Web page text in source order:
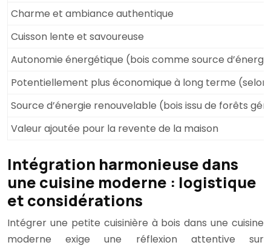
Charme et ambiance authentique
Cuisson lente et savoureuse
Autonomie énergétique (bois comme source
Potentiellement plus économique à long terme
Source d’énergie renouvelable (bois issu de forêts
Valeur ajoutée pour la revente de la maison
Intégration harmonieuse dans
une cuisine moderne : logistique
et considérations
Intégrer une petite cuisinière à bois dans une cuisine
moderne exige une réflexion attentive sur